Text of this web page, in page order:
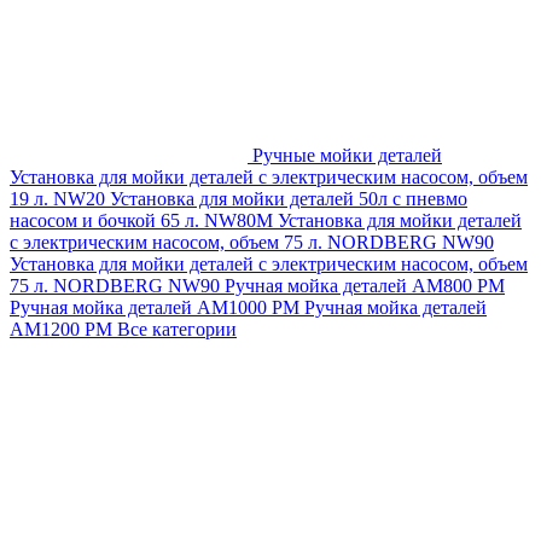
Ручные мойки деталей
Установка для мойки деталей с электрическим насосом, объем
19 л. NW20 Установка для мойки деталей 50л с пневмо
насосом и бочкой 65 л. NW80M Установка для мойки деталей
с электрическим насосом, объем 75 л. NORDBERG NW90
Установка для мойки деталей с электрическим насосом, объем
75 л. NORDBERG NW90 Ручная мойка деталей АМ800 РМ
Ручная мойка деталей АМ1000 РМ Ручная мойка деталей
АМ1200 РМ Все категории